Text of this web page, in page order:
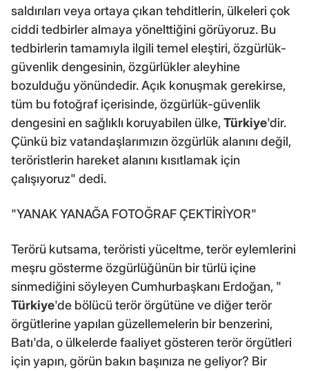
saldırıları veya ortaya çıkan tehditlerin, ülkeleri çok
ciddi tedbirler almaya yönelttiğini görüyoruz. Bu
tedbirlerin tamamıyla ilgili temel eleştiri, özgürlük-
güvenlik dengesinin, özgürlükler aleyhine
bozulduğu yönündedir. Açık konuşmak gerekirse,
tüm bu fotoğraf içerisinde, özgürlük-güvenlik
dengesini en sağlıklı koruyabilen ülke,Türkiye'dir.
Çünkü biz vatandaşlarımızın özgürlük alanını değil,
teröristlerin hareket alanını kısıtlamak için
çalışıyoruz" dedi.
"YANAK YANAĞA FOTOĞRAF ÇEKTİRİYOR"
Terörü kutsama, teröristi yüceltme, terör eylemlerini
meşru gösterme özgürlüğünün bir türlü içine
sinmediğini söyleyen Cumhurbaşkanı Erdoğan, "
Türkiye'de bölücü terör örgütüne ve diğer terör
örgütlerine yapılan güzellemelerin bir benzerini,
Batı'da, o ülkelerde faaliyet gösteren terör örgütleri
için yapın, görün bakın başınıza ne geliyor? Bir